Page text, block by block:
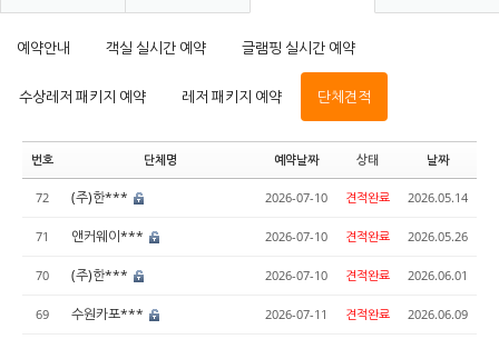
예약안내 객실 실시간 예약 글램핑 실시간 예약
수상레저 패키지 예약 레저 패키지 예약 단체견적
번호 단체명 예약날짜 상태 날짜
72 (주)한*** 2026-07-10 견적완료 2026.05.14
71 앤커웨이*** 2026-07-10 견적완료 2026.05.26
70 (주)한*** 2026-07-10 견적완료 2026.06.01
69 수원카포*** 2026-07-11 견적완료 2026.06.09